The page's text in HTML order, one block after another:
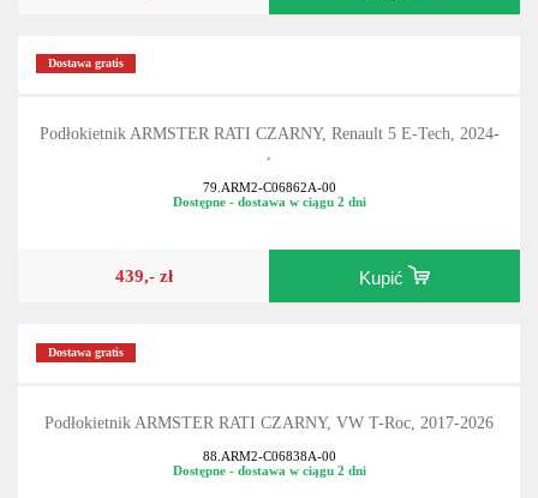
Dostawa gratis
Podłokietnik ARMSTER RATI CZARNY, Renault 5 E-Tech, 2024-
79.ARM2-C06862A-00
Dostępne - dostawa w ciągu 2 dni
439,- zł Kupić
Dostawa gratis
Podłokietnik ARMSTER RATI CZARNY, VW T-Roc, 2017-2026
88.ARM2-C06838A-00
Dostępne - dostawa w ciągu 2 dni